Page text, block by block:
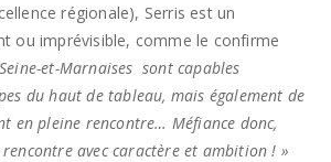
régionale), Serris est un
ou imprévisible, comme le confirme
et-Marnaises sont capables
du haut de tableau, mais également de
en pleine rencontre… Méfiance donc,
avec caractère et ambition ! »